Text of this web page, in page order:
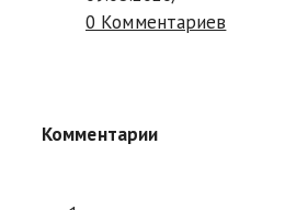
0 Комментариев
Комментарии